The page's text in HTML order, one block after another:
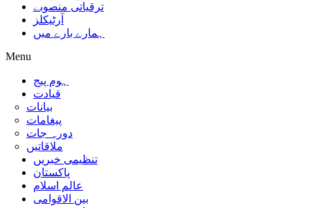
ترقیاتی منصوبے
آرٹیکلز
ہمارے بارے میں
Menu
ہوم پیج
قیادت
بیانات
پیغامات
دورہ جات
ملاقاتیں
تنظیمی خبریں
پاکستان
عالم اسلام
بین الاقوامی